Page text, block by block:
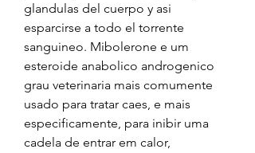
glandulas del cuerpo y asi
esparcirse a todo el torrente
sanguineo. Mibolerone e um
esteroide anabolico androgenico
grau veterinaria mais comumente
usado para tratar caes, e mais
especificamente, para inibir uma
cadela de entrar em calor,